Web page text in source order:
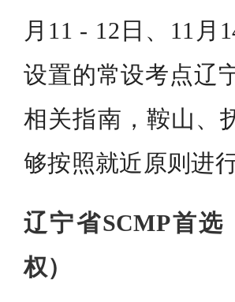
月11 - 12日、11月
设置的常设考点辽
相关指南，鞍山、
够按照就近原则进
辽宁省SCMP首
权）